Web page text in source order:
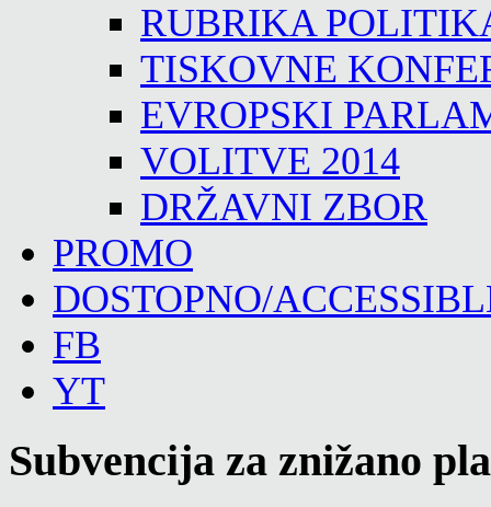
RUBRIKA
TISKOVNE
EVROPSKI
VOLITVE 2014
DRŽAVNI ZBOR
PROMO
DOSTOPNO/
FB
YT
Subvencija za znižano